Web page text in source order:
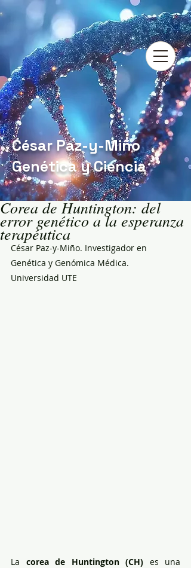
César Paz-y-Miño
Genética y Ciencia
Corea de Huntington: del
error genético a la esperanza
terapéutica
César Paz-y-Miño. Investigador en
Genética y Genómica Médica.
Universidad UTE
La corea de Huntington (CH) es una